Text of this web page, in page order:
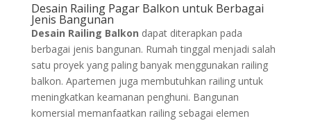
Desain Railing Pagar Balkon untuk Berbagai
Jenis Bangunan
Desain Railing Balkon dapat diterapkan pada
berbagai jenis bangunan. Rumah tinggal menjadi salah
satu proyek yang paling banyak menggunakan railing
balkon. Apartemen juga membutuhkan railing untuk
meningkatkan keamanan penghuni. Bangunan
komersial memanfaatkan railing sebagai elemen